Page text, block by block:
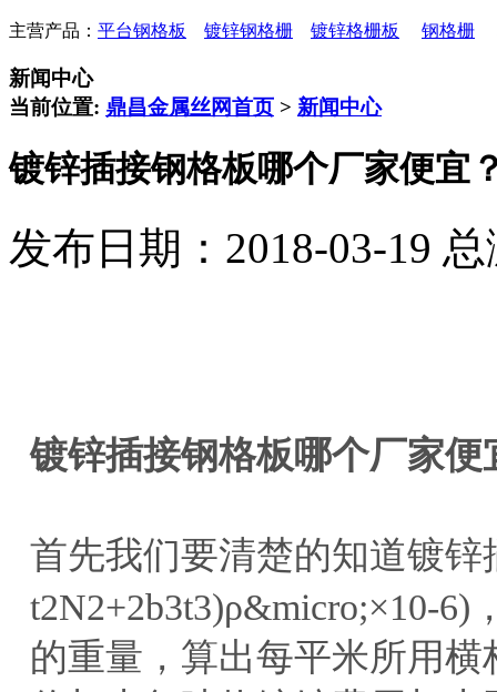
主营产品： 平台钢格板 镀锌钢格栅 镀锌格栅板 钢格栅
新闻中心
当前位置: 鼎昌金属丝网首页 > 新闻中心
镀锌插接钢格板哪个厂家便宜
发布日期：2018-03-19
镀锌插接钢格板哪个厂家便
首先我们要清楚的知道镀锌
t2N2+2b3t3)ρ&micro;×10-
的重量，算出每平米所用